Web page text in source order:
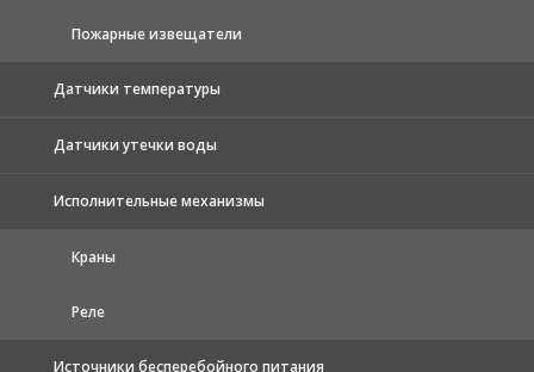
Пожарные извещатели
Датчики температуры
Датчики утечки воды
Исполнительные механизмы
Краны
Реле
Источники бесперебойного питания